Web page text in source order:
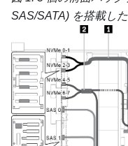
SAS/SATA) を搭載し